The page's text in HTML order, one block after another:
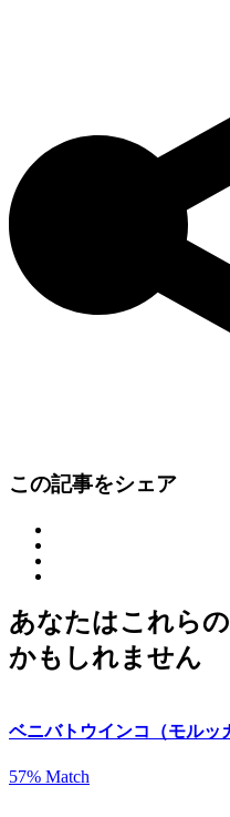
す。また、スティックでリ
のリンゴ・スターと呼ばれ
この記事をシェア
あなたはこれら
かもしれません
ベニバトウインコ（モルッ
57% Match